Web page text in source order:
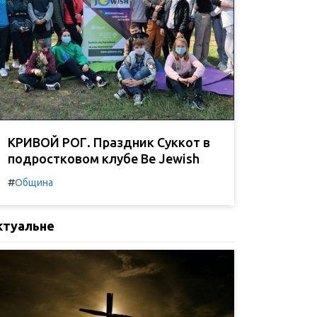
КРИВОЙ РОГ. Праздник Суккот в
подростковом клубе Be Jewish
#Община